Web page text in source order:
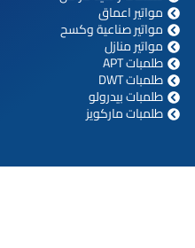
مواتير اعماق
مواتير صناعية وكسح
مواتير منازل
طلمبات APT
طلمبات DWT
طلمبات بيدرولو
طلمبات ماركويز